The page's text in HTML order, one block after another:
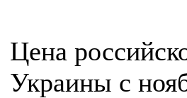
Цена
Украины с